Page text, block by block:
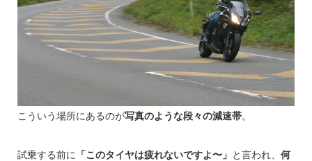
こういう場所にあるのが写真のような段々の減速帯。
試乗する前に 「このタイヤは疲れないですよ〜」 と言われ、 何